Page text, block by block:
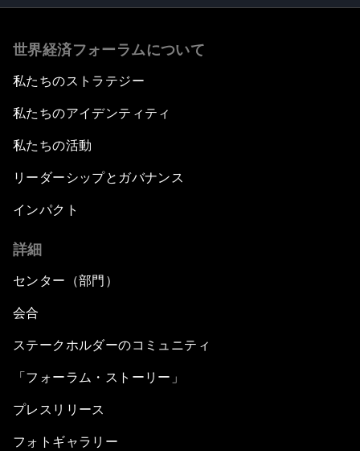
世界経済フォーラムについて
私たちのストラテジー
私たちのアイデンティティ
私たちの活動
リーダーシップとガバナンス
インパクト
詳細
センター（部門）
会合
ステークホルダーのコミュニティ
「フォーラム・ストーリー」
プレスリリース
フォトギャラリー